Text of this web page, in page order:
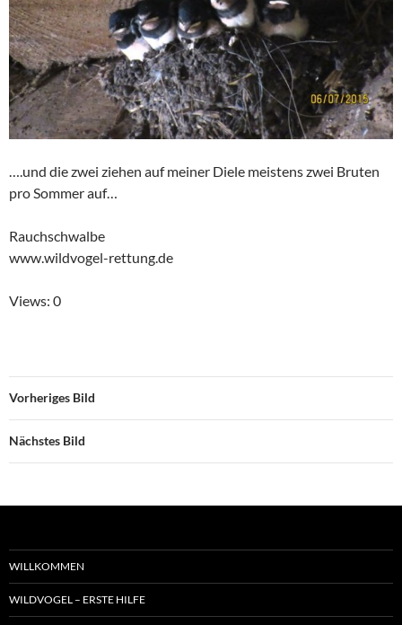
….und die zwei ziehen auf meiner Diele meistens zwei Bruten
pro Sommer auf…
Rauchschwalbe
www.wildvogel-rettung.de
Views: 0
Vorheriges Bild
Nächstes Bild
WILLKOMMEN
WILDVOGEL – ERSTE HILFE